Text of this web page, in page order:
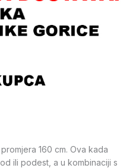
160 cm. Ova kada
ili podest, a u kombinaciji s